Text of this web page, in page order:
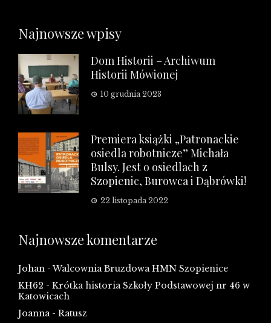
Najnowsze wpisy
Dom Historii – Archiwum
Historii Mówionej
10 grudnia 2023
Premiera książki „Patronackie
osiedla robotnicze” Michała
Bulsy. Jest o osiedlach z
Szopienic, Burowca i Dąbrówki!
22 listopada 2022
Najnowsze komentarze
Johan -Walcownia Bruzdowa HMN Szopienice
KH62 - Krótka historia Szkoły Podstawowej nr 46 w
Katowicach
Joanna- Ratusz